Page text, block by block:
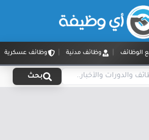
الوظائف وظائف مدنية وظائف عسكرية
بحث